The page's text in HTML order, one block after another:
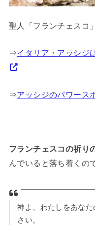
聖人「フランチェスコ」
⇒イタリア・アッシジ
⇒アッシジのパワース
フランチェスコの祈り
んでいると落ち着くの
神よ、わたしをあな
さい。